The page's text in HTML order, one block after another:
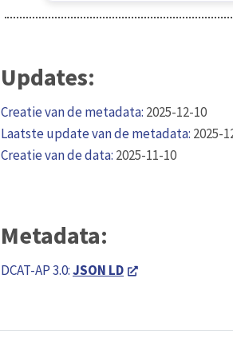
Updates:
Creatie van de metadata: 2025-12-10
Laatste update van de metadata: 2025-
Creatie van de data: 2025-11-10
Metadata:
DCAT-AP 3.0:JSON LD